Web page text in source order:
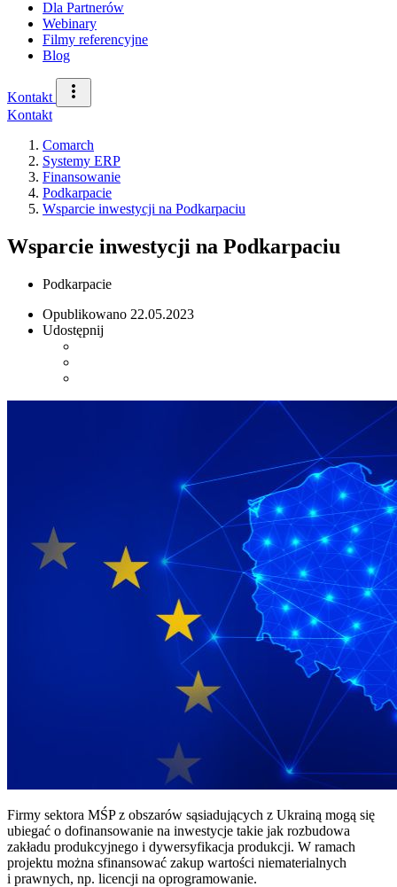
Dla Partnerów
Webinary
Filmy referencyjne
Blog
Kontakt
Kontakt
Comarch
Systemy ERP
Finansowanie
Podkarpacie
Wsparcie inwestycji na Podkarpaciu
Wsparcie inwestycji na Podkarpaciu
Podkarpacie
Opublikowano 22.05.2023
Udostępnij
Firmy sektora MŚP z obszarów sąsiadujących z Ukrainą mogą się
ubiegać o dofinansowanie na inwestycje takie jak rozbudowa
zakładu produkcyjnego i dywersyfikacja produkcji. W ramach
projektu można sfinansować zakup wartości niematerialnych
i prawnych, np. licencji na oprogramowanie.